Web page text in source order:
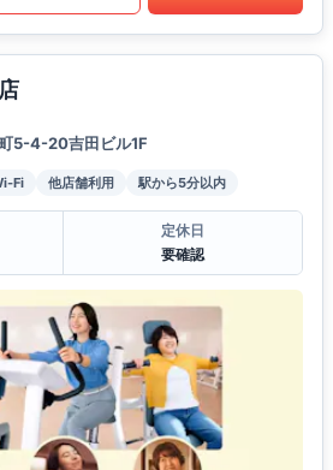
5-4-20吉田ビル1F
Fi 他店舗利用 駅から5分以内
定休日
要確認